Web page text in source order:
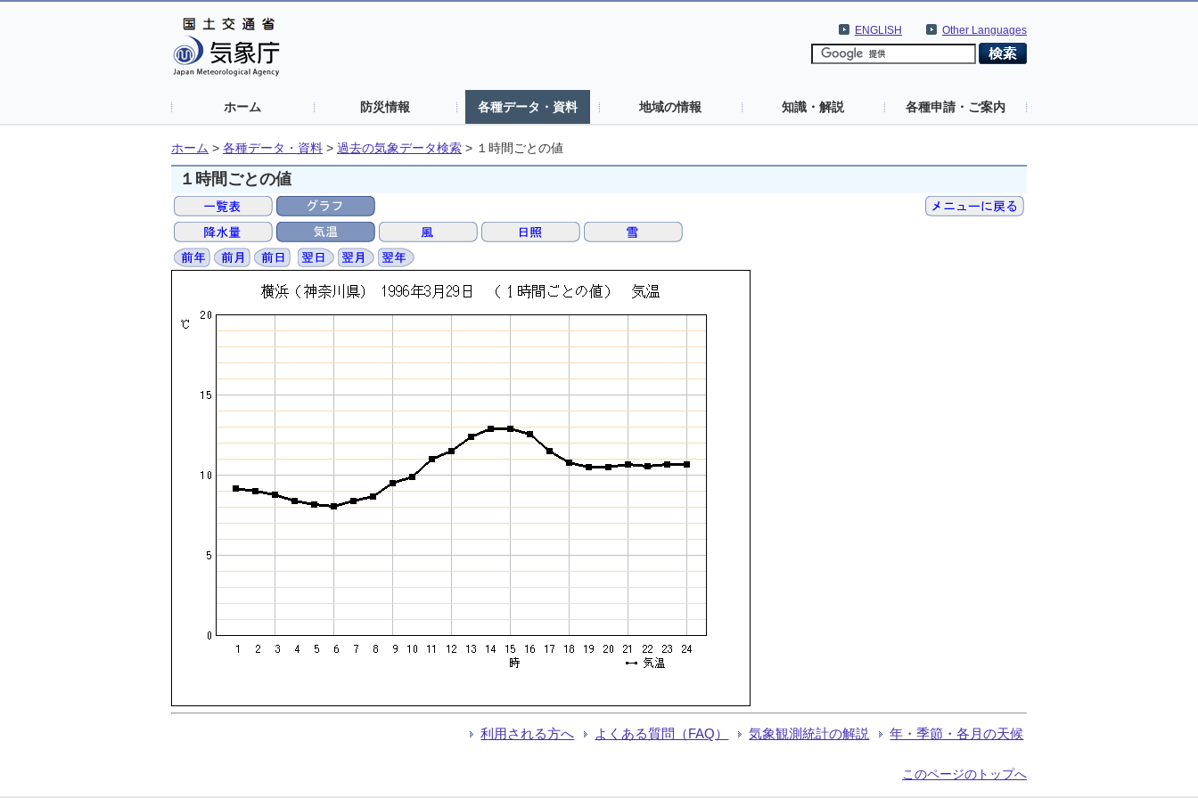
Other Languages
ENGLISH
ホーム 防災情報 各種データ・資料 地域の情報 知識・解説 各種申請・ご案内
ホーム > 各種データ・資料 > 過去の気象データ検索 > １時間ごとの値
１時間ごとの値
利用される方へ よくある質問（FAQ） 気象観測統計の解説 年・季節・各月の天候
このページのトップへ